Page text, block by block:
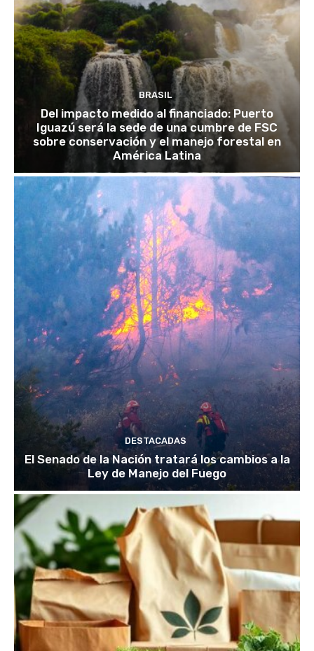
BRASIL
Del impacto medido al financiado: Puerto
Iguazú será la sede de una cumbre de FSC
sobre conservación y el manejo forestal en
América Latina
DESTACADAS
El Senado de la Nación tratará los cambios a la
Ley de Manejo del Fuego